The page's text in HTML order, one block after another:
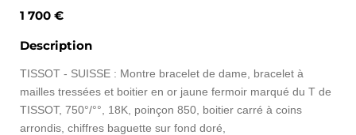
1 700 €
Description
TISSOT - SUISSE : Montre bracelet de dame, bracelet à
mailles tressées et boitier en or jaune fermoir marqué du T de
TISSOT, 750°/°°, 18K, poinçon 850, boitier carré à coins
arrondis, chiffres baguette sur fond doré,